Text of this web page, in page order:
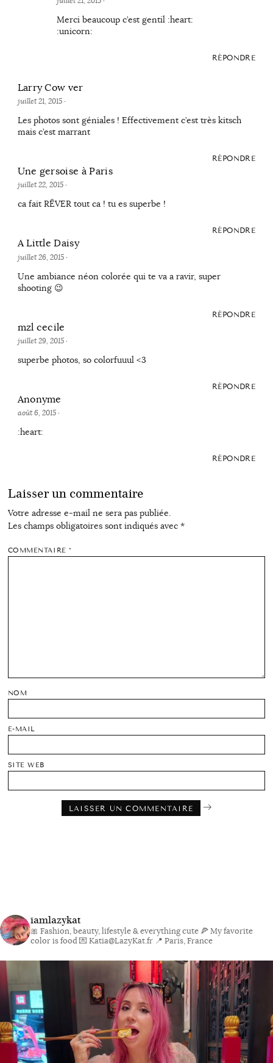
Merci beaucoup c’est gentil :heart:
:unicorn:
RÉPONDRE
Larry Cow ver
juillet 21, 2015·
Les photos sont géniales ! Effectivement c’est très kitsch
mais c’est marrant
RÉPONDRE
Une gersoise à Paris
juillet 22, 2015·
ca fait RÊVER tout ca ! tu es superbe !
RÉPONDRE
A Little Daisy
juillet 26, 2015·
Une ambiance néon colorée qui te va a ravir, super
shooting 😉
RÉPONDRE
mzl cecile
juillet 29, 2015·
superbe photos, so colorfuuul <3
RÉPONDRE
Anonyme
août 6, 2015·
:heart:
RÉPONDRE
Laisser un commentaire
Votre adresse e-mail ne sera pas publiée.
Les champs obligatoires sont indiqués avec *
COMMENTAIRE*
NOM
E-MAIL
SITE WEB
iamlazykat
🎀 Fashion, beauty, lifestyle & everything cute 🍕 My favorite
color is food💌 Katia@LazyKat.fr 📍 Paris, France